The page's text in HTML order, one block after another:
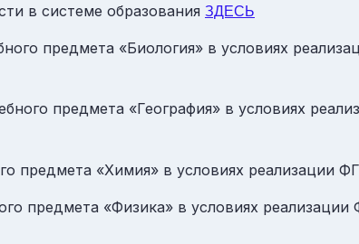
в системе образования ЗДЕСЬ
предмета «Биология» в условиях
предмета «География» в условиях
предмета «Химия» в условиях
предмета «Физика» в условиях